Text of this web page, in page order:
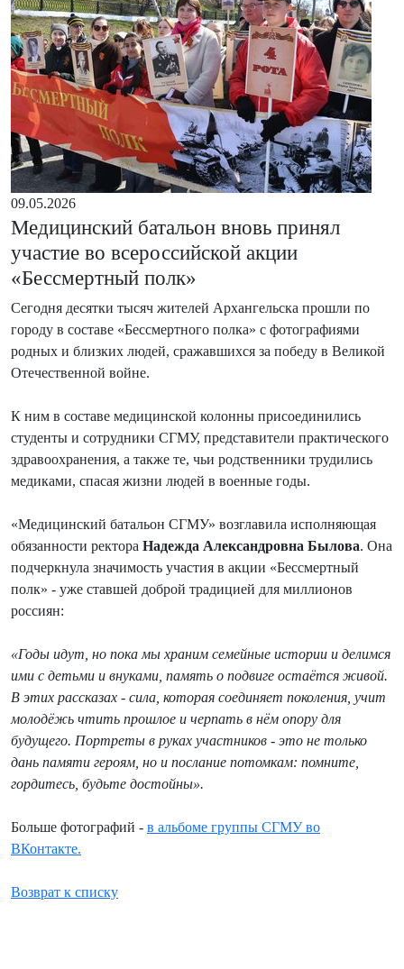
09.05.2026
Медицинский батальон вновь принял
участие во всероссийской акции
«Бессмертный полк»
Сегодня десятки тысяч жителей Архангельска прошли по
городу в составе «Бессмертного полка» с фотографиями
родных и близких людей, сражавшихся за победу в Великой
Отечественной войне.
К ним в составе медицинской колонны присоединились
студенты и сотрудники СГМУ, представители практического
здравоохранения, а также те, чьи родственники трудились
медиками, спасая жизни людей в военные годы.
«Медицинский батальон СГМУ» возглавила исполняющая
обязанности ректора Надежда Александровна Былова. Она
подчеркнула значимость участия в акции «Бессмертный
полк» - уже ставшей доброй традицией для миллионов
россиян:
«Годы идут, но пока мы храним семейные истории и делимся
ими с детьми и внуками, память о подвиге остаётся живой.
В этих рассказах - сила, которая соединяет поколения, учит
молодёжь чтить прошлое и черпать в нём опору для
будущего. Портреты в руках участников - это не только
дань памяти героям, но и послание потомкам: помните,
гордитесь, будьте достойны».
Больше фотографий - в альбоме группы СГМУ во
ВКонтакте.
Возврат к списку